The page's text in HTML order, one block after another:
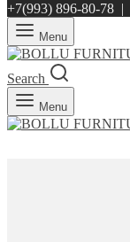
+7(993) 896-80-78 |
Menu
Search
Menu